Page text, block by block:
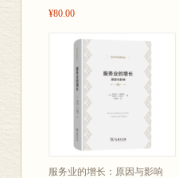
¥80.00
服务业的增长：原因与影响